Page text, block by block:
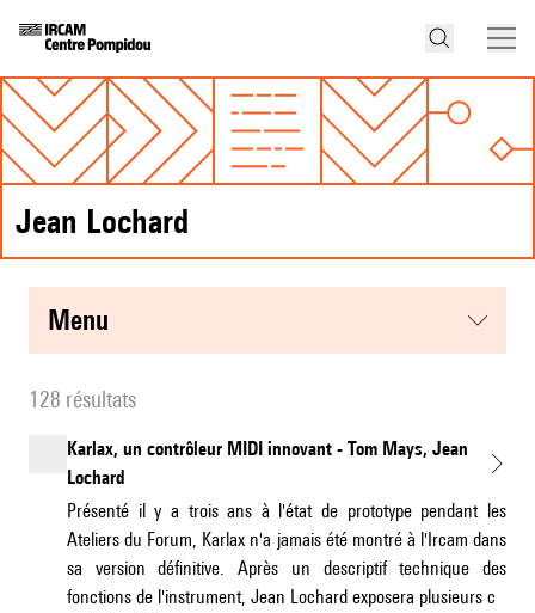
Jean Lochard
menu
128 résultats
Karlax, un contrôleur MIDI innovant - Tom Mays, Jean
Lochard
Présenté il y a trois ans à l'état de prototype pendant les
Ateliers du Forum, Karlax n'a jamais été montré à l'Ircam dans
sa version définitive. Après un descriptif technique des
fonctions de l'instrument, Jean Lochard exposera plusieurs c